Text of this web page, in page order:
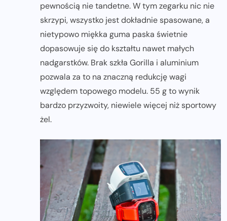
pewnością nie tandetne. W tym zegarku nic nie
skrzypi, wszystko jest dokładnie spasowane, a
nietypowo miękka guma paska świetnie
dopasowuje się do kształtu nawet małych
nadgarstków. Brak szkła Gorilla i aluminium
pozwala za to na znaczną redukcję wagi
względem topowego modelu. 55 g to wynik
bardzo przyzwoity, niewiele więcej niż sportowy
żel.